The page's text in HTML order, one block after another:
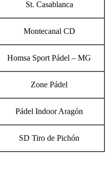
St. Casablanca
Montecanal CD
Homsa Sport Pádel – MG
Zone Pádel
Pádel Indoor Aragón
SD Tiro de Pichón